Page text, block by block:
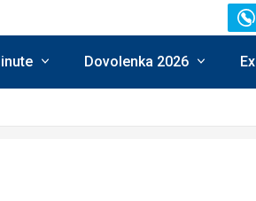
Dovolenka 2026